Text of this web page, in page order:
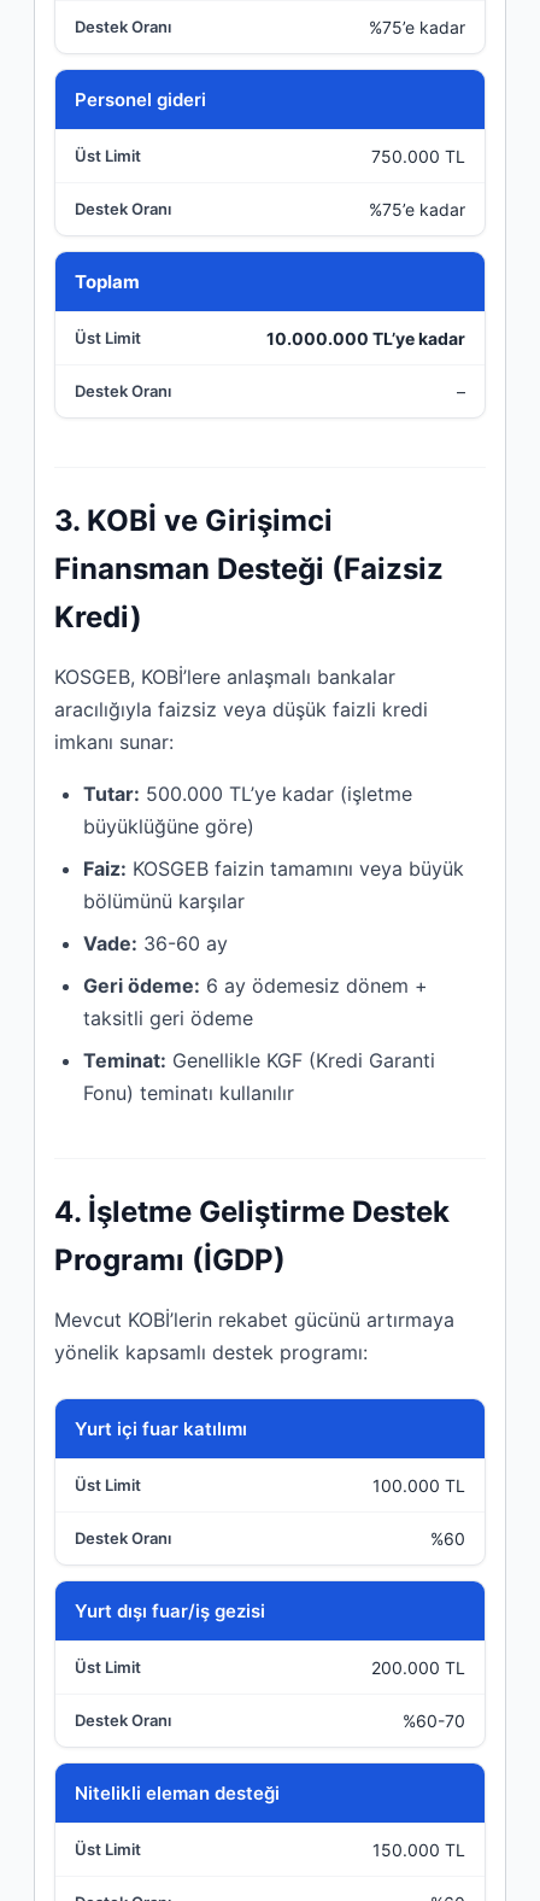
%75’e kadar
Personel gideri
750.000 TL
%75’e kadar
Toplam
10.000.000 TL’ye kadar
–
3. KOBİ ve Girişimci
Finansman Desteği (Faizsiz
Kredi)
KOSGEB, KOBİ’lere anlaşmalı bankalar
aracılığıyla faizsiz veya düşük faizli kredi
imkanı sunar:
Tutar: 500.000 TL’ye kadar (işletme
büyüklüğüne göre)
Faiz: KOSGEB faizin tamamını veya büyük
bölümünü karşılar
Vade: 36-60 ay
Geri ödeme: 6 ay ödemesiz dönem +
taksitli geri ödeme
Teminat: Genellikle KGF (Kredi Garanti
Fonu) teminatı kullanılır
4. İşletme Geliştirme Destek
Programı (İGDP)
Mevcut KOBİ’lerin rekabet gücünü artırmaya
yönelik kapsamlı destek programı:
Destek Kalemi
Üst Limit
Destek Oranı
Yurt içi fuar katılımı
100.000 TL
%60
Yurt dışı fuar/iş gezisi
200.000 TL
%60-70
Nitelikli eleman desteği
150.000 TL